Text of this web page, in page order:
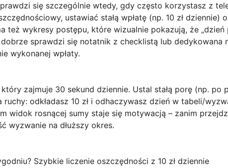
się szczególnie wtedy, gdy często korzystasz z
ustawiać stałą wpłatę (np. 10 zł dziennie)
też wykresy postępu, które wizualnie pokazują, że
dobrze sprawdzi się notatnik z checklistą lub
wykonanej wpłaty.
zajmuje 30 sekund dziennie. Ustal stałą porę (np. po
odkładasz 10 zł i odhaczywasz dzień w tabeli/
widok rosnącej sumy staje się motywacją – zanim
wyzwanie na dłuższy okres.
Szybkie liczenie oszczędności z 10 zł dziennie